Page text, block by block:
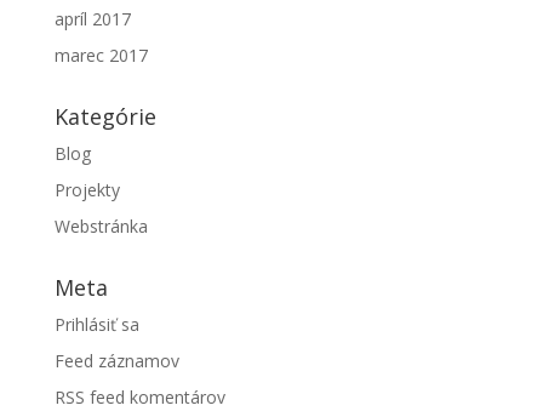
apríl 2017
marec 2017
Kategórie
Blog
Projekty
Webstránka
Meta
Prihlásiť sa
Feed záznamov
RSS feed komentárov